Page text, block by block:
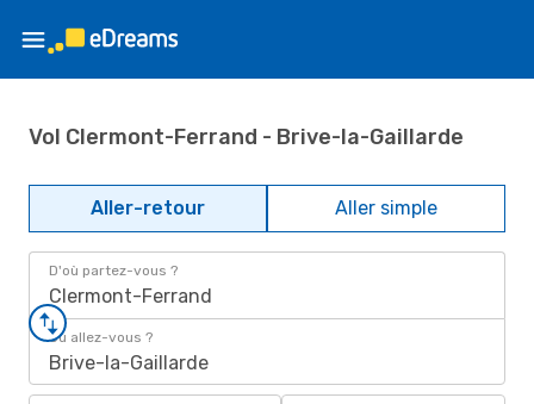
Vol Clermont-Ferrand - Brive-la-Gaillarde
Aller-retour Aller simple
D'où partez-vous ?
Clermont-Ferrand
Où allez-vous ?
Brive-la-Gaillarde